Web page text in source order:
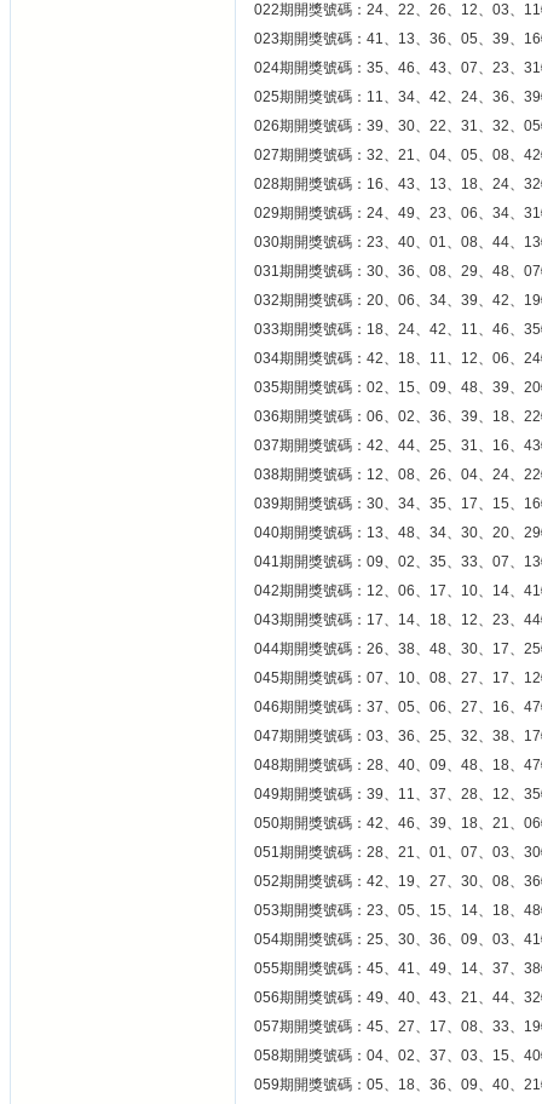
022期開獎號碼：24、22、26、12、03、
023期開獎號碼：41、13、36、05、39、
024期開獎號碼：35、46、43、07、23、
025期開獎號碼：11、34、42、24、36、
026期開獎號碼：39、30、22、31、32、
027期開獎號碼：32、21、04、05、08、
028期開獎號碼：16、43、13、18、24、
029期開獎號碼：24、49、23、06、34、
030期開獎號碼：23、40、01、08、44、
031期開獎號碼：30、36、08、29、48、
032期開獎號碼：20、06、34、39、42、
033期開獎號碼：18、24、42、11、46、
034期開獎號碼：42、18、11、12、06、
035期開獎號碼：02、15、09、48、39、
036期開獎號碼：06、02、36、39、18、
037期開獎號碼：42、44、25、31、16、
038期開獎號碼：12、08、26、04、24、
039期開獎號碼：30、34、35、17、15、
040期開獎號碼：13、48、34、30、20、
041期開獎號碼：09、02、35、33、07、
042期開獎號碼：12、06、17、10、14、
043期開獎號碼：17、14、18、12、23、
044期開獎號碼：26、38、48、30、17、
045期開獎號碼：07、10、08、27、17、
046期開獎號碼：37、05、06、27、16、
047期開獎號碼：03、36、25、32、38、
048期開獎號碼：28、40、09、48、18、
049期開獎號碼：39、11、37、28、12、
050期開獎號碼：42、46、39、18、21、
051期開獎號碼：28、21、01、07、03、
052期開獎號碼：42、19、27、30、08、
053期開獎號碼：23、05、15、14、18、
054期開獎號碼：25、30、36、09、03、
055期開獎號碼：45、41、49、14、37、
056期開獎號碼：49、40、43、21、44、
057期開獎號碼：45、27、17、08、33、
058期開獎號碼：04、02、37、03、15、
059期開獎號碼：05、18、36、09、40、